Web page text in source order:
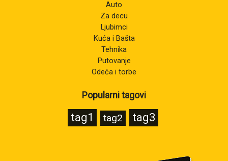
Auto
Za decu
Ljubimci
Kuća i Bašta
Tehnika
Putovanje
Odeća i torbe
Popularni tagovi
tag1 tag2 tag3